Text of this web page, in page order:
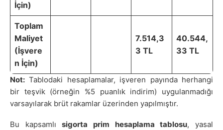
İçin)
Toplam
Maliyet
(İşvere
n İçin)
7.514,3
3 TL
40.544,
33 TL
Not: Tablodaki hesaplamalar, işveren payında herhangi
bir teşvik (örneğin %5 puanlık indirim) uygulanmadığı
varsayılarak brüt rakamlar üzerinden yapılmıştır.
Bu kapsamlısigorta prim hesaplama tablosu, yasal